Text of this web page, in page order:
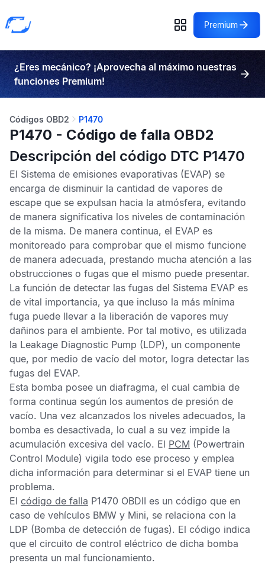
Premium
¿Eres mecánico? ¡Aprovecha al máximo nuestras
funciones Premium!
Códigos OBD2 P1470
P1470 - Código de falla OBD2
Descripción del código DTC P1470
El Sistema de emisiones evaporativas (EVAP) se
encarga de disminuir la cantidad de vapores de
escape que se expulsan hacia la atmósfera, evitando
de manera significativa los niveles de contaminación
de la misma. De manera continua, el EVAP es
monitoreado para comprobar que el mismo funcione
de manera adecuada, prestando mucha atención a las
obstrucciones o fugas que el mismo puede presentar.
La función de detectar las fugas del Sistema EVAP es
de vital importancia, ya que incluso la más mínima
fuga puede llevar a la liberación de vapores muy
dañinos para el ambiente. Por tal motivo, es utilizada
la Leakage Diagnostic Pump (LDP), un componente
que, por medio de vacío del motor, logra detectar las
fugas del EVAP.
Esta bomba posee un diafragma, el cual cambia de
forma continua según los aumentos de presión de
vacío. Una vez alcanzados los niveles adecuados, la
bomba es desactivada, lo cual a su vez impide la
acumulación excesiva del vacío. El PCM (Powertrain
Control Module) vigila todo ese proceso y emplea
dicha información para determinar si el EVAP tiene un
problema.
El código de falla P1470 OBDII es un código que en
caso de vehículos BMW y Mini, se relaciona con la
LDP (Bomba de detección de fugas). El código indica
que el circuito de control eléctrico de dicha bomba
presenta un mal funcionamiento.